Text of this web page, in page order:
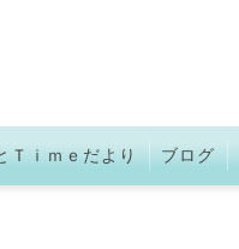
Ｔｉｍｅだより ブログ